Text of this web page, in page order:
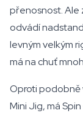
přenosnost. Ale
odvádí
levným velkým
má na chuť
Oproti podobně
Mini Jig, má